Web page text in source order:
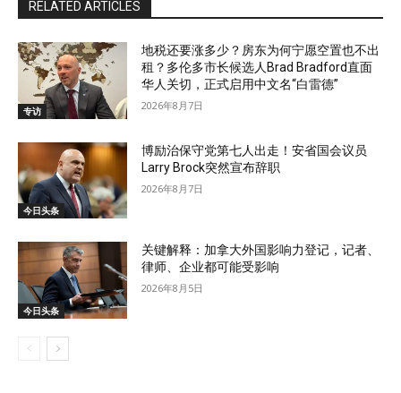
RELATED ARTICLES
专访
地税还要涨多少？房东为何宁愿空置也不出
租？多伦多市长候选人Brad Bradford直面
华人关切，正式启用中文名“白雷德”
2026年8月7日
今日头条
博励治保守党第七人出走！安省国会议员
Larry Brock突然宣布辞职
2026年8月7日
今日头条
关键解释：加拿大外国影响力登记，记者、
律师、企业都可能受影响
2026年8月5日